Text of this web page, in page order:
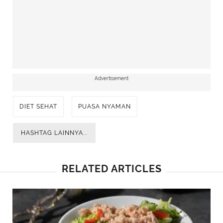
TERKAIT: Rahasia Makanan Efektif untuk
Advertisement
DIET SEHAT PUASA NYAMAN
HASHTAG LAINNYA...
RELATED ARTICLES